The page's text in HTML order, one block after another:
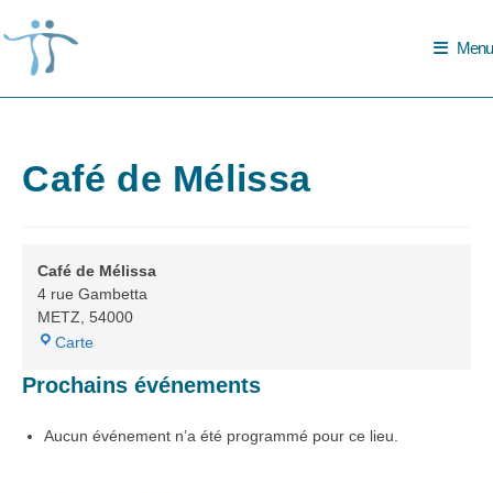
to
content
Menu
Café de Mélissa
Café de Mélissa
4 rue Gambetta
METZ 54000
Carte
Mélissa
Prochains événements
Aucun événement n’a été programmé pour ce lieu.